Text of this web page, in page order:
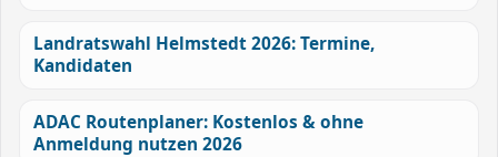
Landratswahl Helmstedt 2026: Termine,
Kandidaten
ADAC Routenplaner: Kostenlos & ohne
Anmeldung nutzen 2026